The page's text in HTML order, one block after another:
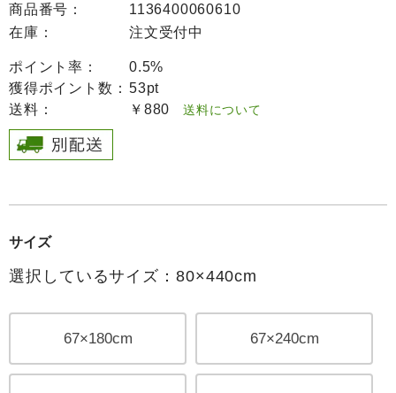
商品番号：
1136400060610
在庫：
注文受付中
ポイント率：
0.5%
獲得ポイント数： 53pt
送料：
￥880 送料について
サイズ
選択しているサイズ：80×440cm
67×180cm 67×240cm